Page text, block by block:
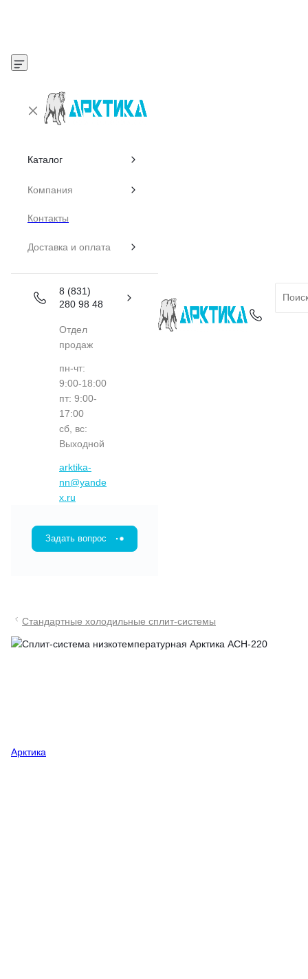
Каталог
Компания
Контакты
Доставка и оплата
8 (831)
280 98 48
Отдел
продаж
пн-чт:
9:00-18:00
пт: 9:00-
17:00
сб, вс:
Выходной
arktika-
nn@yande
x.ru
Задать вопрос
Стандартные холодильные сплит-системы
Арктика